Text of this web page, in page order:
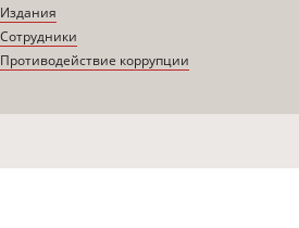
Издания
Сотрудники
Противодействие коррупции